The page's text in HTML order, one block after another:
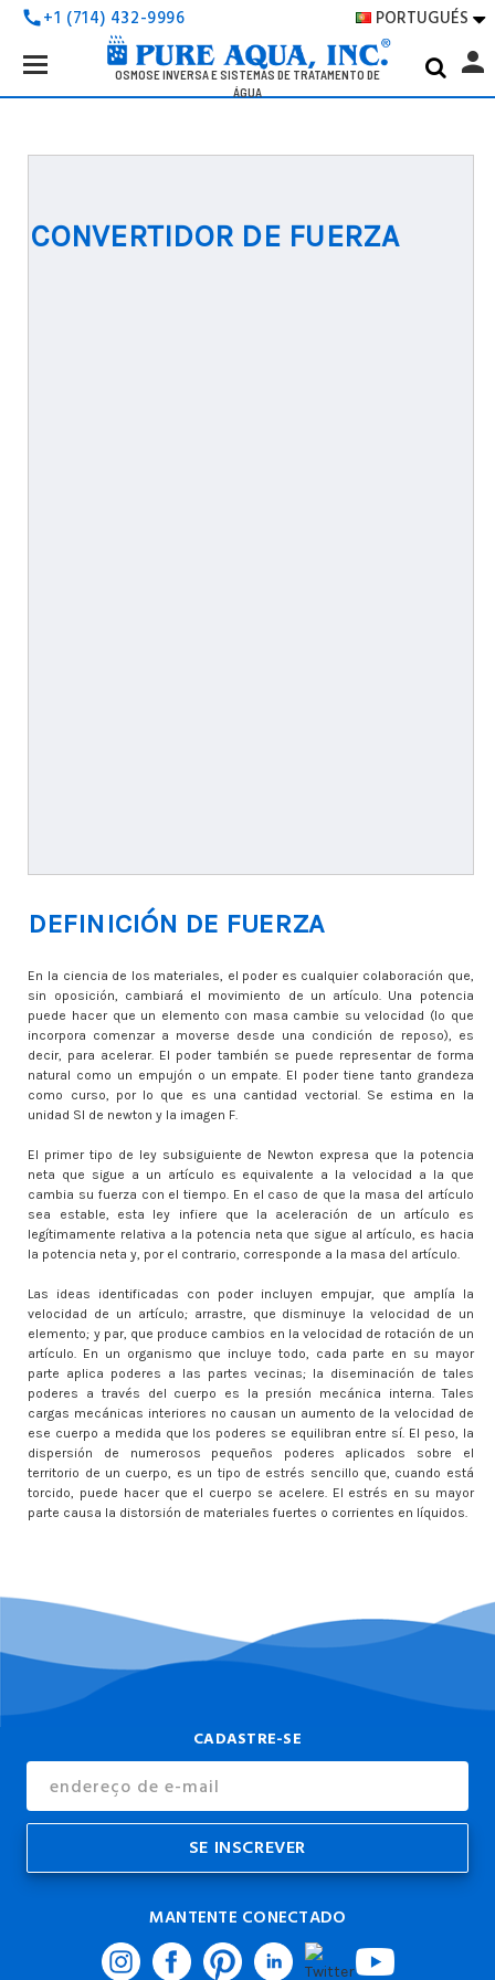
call+1 (714) 432-9996 PORTUGUÉS 
OSMOSE INVERSA E SISTEMAS DE TRATAMENTO DE
ÁGUA
Search
Keyword:
person
CONVERTIDOR DE FUERZA
DEFINICIÓN DE FUERZA
En la ciencia de los materiales, el poder es cualquier colaboración que,
sin oposición, cambiará el movimiento de un artículo. Una potencia
puede hacer que un elemento con masa cambie su velocidad (lo que
incorpora comenzar a moverse desde una condición de reposo), es
decir, para acelerar. El poder también se puede representar de forma
natural como un empujón o un empate. El poder tiene tanto grandeza
como curso, por lo que es una cantidad vectorial. Se estima en la
unidad SI de newton y la imagen F.
El primer tipo de ley subsiguiente de Newton expresa que la potencia
neta que sigue a un artículo es equivalente a la velocidad a la que
cambia su fuerza con el tiempo. En el caso de que la masa del artículo
sea estable, esta ley infiere que la aceleración de un artículo es
legítimamente relativa a la potencia neta que sigue al artículo, es hacia
la potencia neta y, por el contrario, corresponde a la masa del artículo.
Las ideas identificadas con poder incluyen empujar, que amplía la
velocidad de un artículo; arrastre, que disminuye la velocidad de un
elemento; y par, que produce cambios en la velocidad de rotación de un
artículo. En un organismo que incluye todo, cada parte en su mayor
parte aplica poderes a las partes vecinas; la diseminación de tales
poderes a través del cuerpo es la presión mecánica interna. Tales
cargas mecánicas interiores no causan un aumento de la velocidad de
ese cuerpo a medida que los poderes se equilibran entre sí. El peso, la
dispersión de numerosos pequeños poderes aplicados sobre el
territorio de un cuerpo, es un tipo de estrés sencillo que, cuando está
torcido, puede hacer que el cuerpo se acelere. El estrés en su mayor
parte causa la distorsión de materiales fuertes o corrientes en líquidos.
CADASTRE-SE
E-
MANTENTE CONECTADO